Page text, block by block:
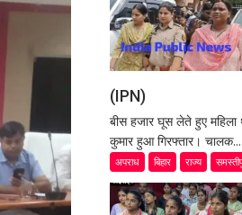
(IPN)
बीस हजार घूस लेते हुए महिला
कुमार हुआ गिरफ्तार। चालक...
अपराध बिहार राज्य